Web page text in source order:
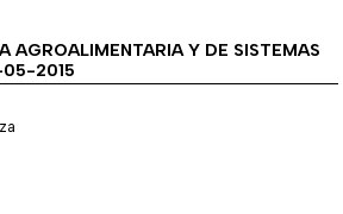
AGROALIMENTARIA Y DE SISTEMAS
05-2015